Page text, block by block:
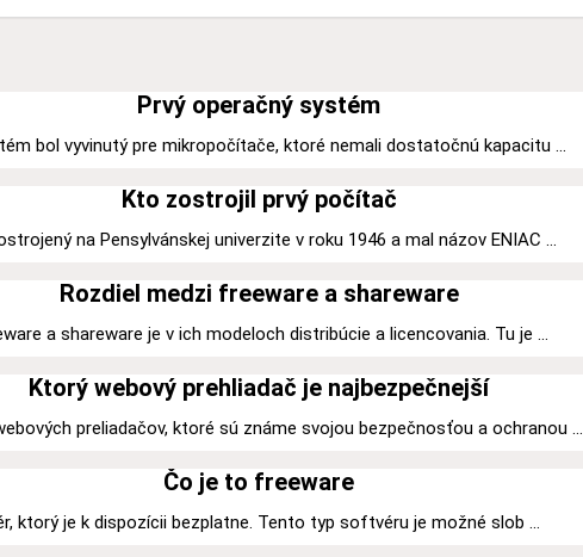
Prvý operačný systém
bol vyvinutý pre mikropočítače, ktoré nemali dostatočnú kapacitu ...
Kto zostrojil prvý počítač
na Pensylvánskej univerzite v roku 1946 a mal názov ENIAC ...
Rozdiel medzi freeware a shareware
a shareware je v ich modeloch distribúcie a licencovania. Tu je ...
Ktorý webový prehliadač je najbezpečnejší
preliadačov, ktoré sú známe svojou bezpečnosťou a ochranou ...
Čo je to freeware
ktorý je k dispozícii bezplatne. Tento typ softvéru je možné slob ...